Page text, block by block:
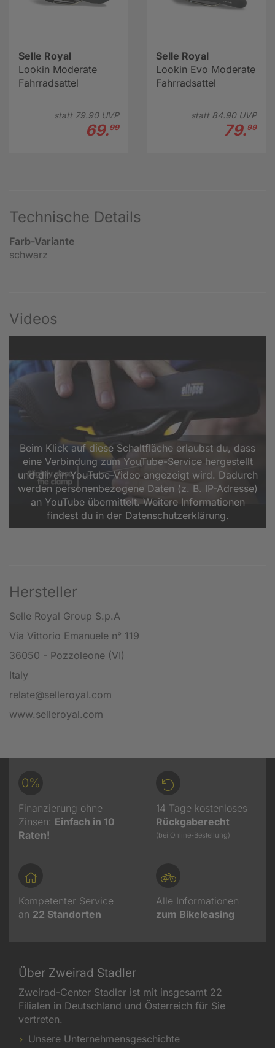
Selle Royal
Lookin Moderate
Fahrradsattel
statt 79.90UVP
69.99
Selle Royal
Lookin Evo Moderate
Fahrradsattel
statt 84.90UVP
79.99
Technische Details
Farb-Variante
schwarz
Videos
Beim Klick auf diese Schaltfläche erlaubst du, dass
eine Verbindung zum YouTube-Service hergestellt
und dir ein YouTube-Video angezeigt wird. Dadurch
werden personenbezogene Daten (z. B. IP-Adresse)
an YouTube übermittelt. Weitere Informationen
findest du in der Datenschutzerklärung.
Hersteller
Selle Royal Group S.p.A
Via Vittorio Emanuele n° 119
36050 - Pozzoleone (VI)
Italy
relate@selleroyal.com
www.selleroyal.com
0%
Finanzierung ohne
Zinsen: Einfach in 10
Raten!
14 Tage kostenloses
Rückgaberecht
(bei Online-Bestellung)
Kompetenter Service
an 22 Standorten
Alle Informationen
zum Bikeleasing
Über Zweirad Stadler
Zweirad-Center Stadler ist mit insgesamt 22
Filialen in Deutschland und Österreich für Sie
vertreten.
Unsere Unternehmensgeschichte